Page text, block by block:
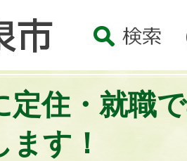
定住・就職
す！